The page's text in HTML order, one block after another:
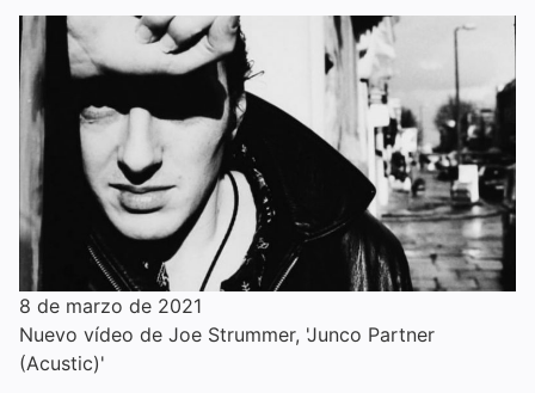
8 de marzo de 2021
Nuevo vídeo de Joe Strummer, 'Junco Partner
(Acustic)'